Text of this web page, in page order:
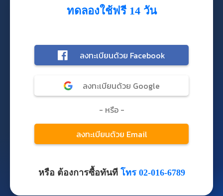
ทดลองใช้ฟรี 14 วัน
หรือ ต้องการซื้อทันที โทร 02-016-6789